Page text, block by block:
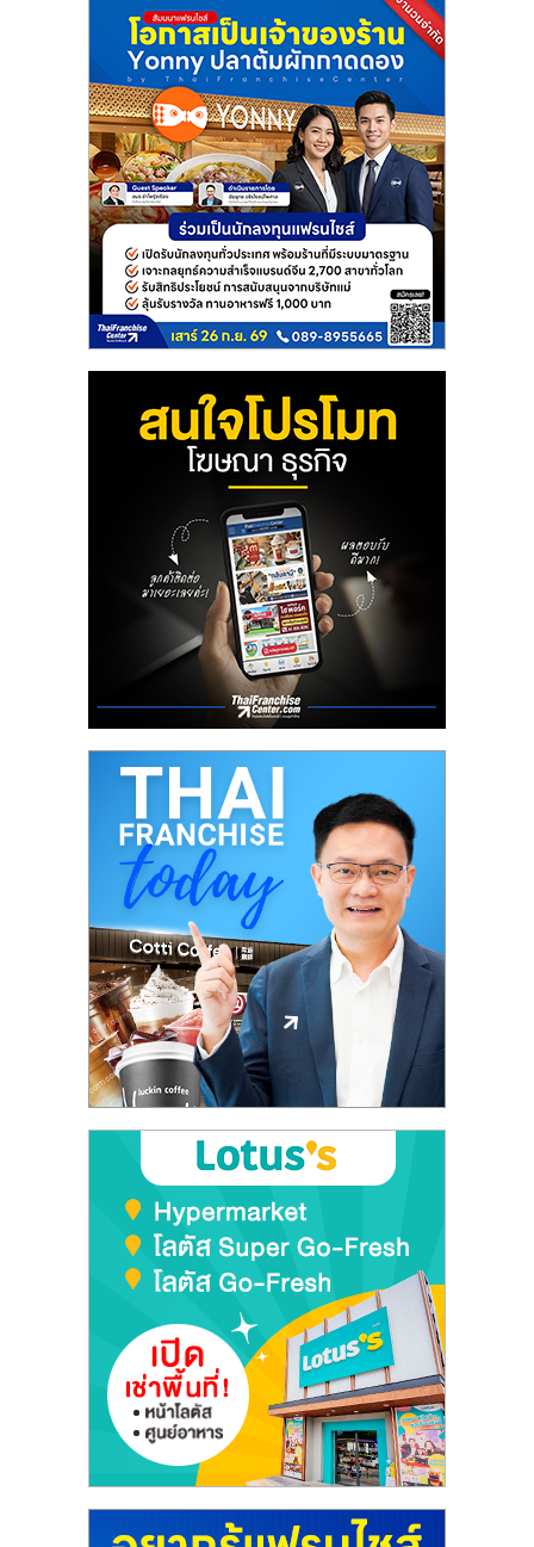
ไชส์
แฟ
ไชส์
ขาย
ปรึกษา
การ
ลงทุน
และ
ขยาย
ไชส์,